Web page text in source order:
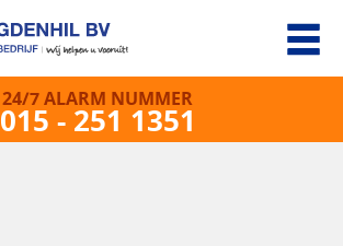
24/7 ALARM NUMMER
015 - 251 1351